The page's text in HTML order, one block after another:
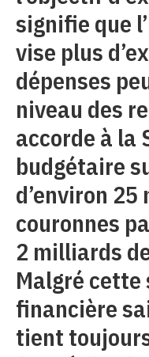
signifie que
vise plus
dépenses
niveau des
accorde à la
budgétaire
d’environ
couronnes
2 milliards
Malgré
financière
tient